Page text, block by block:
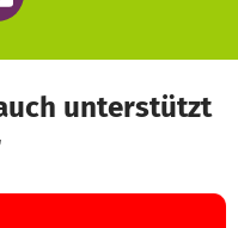
unterstützt